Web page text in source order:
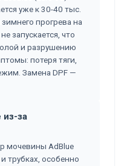
уже к 30-40 тыс.
прогрева на
запускается, что
и разрушению
потеря тяги,
Замена DPF —
из-за
мочевины AdBlue
трубках, особенно